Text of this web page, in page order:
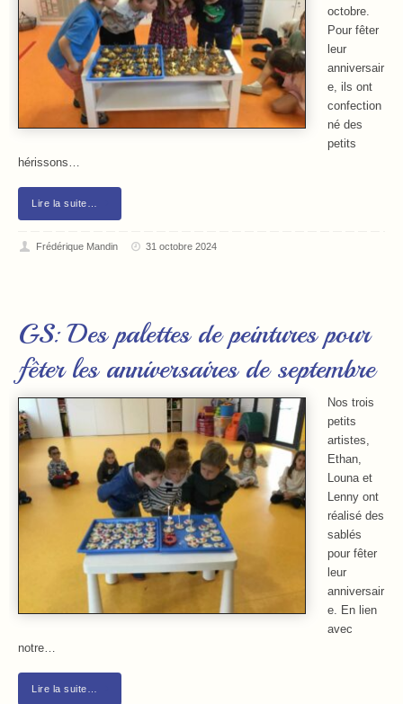
octobre.
Pour fêter
leur
anniversair
e, ils ont
confection
né des
petits
hérissons…
Lire la suite…
Frédérique Mandin 31 octobre 2024
GS: Des palettes de peintures pour
fêter les anniversaires de septembre
Nos trois
petits
artistes,
Ethan,
Louna et
Lenny ont
réalisé des
sablés
pour fêter
leur
anniversair
e. En lien
avec
notre…
Lire la suite…